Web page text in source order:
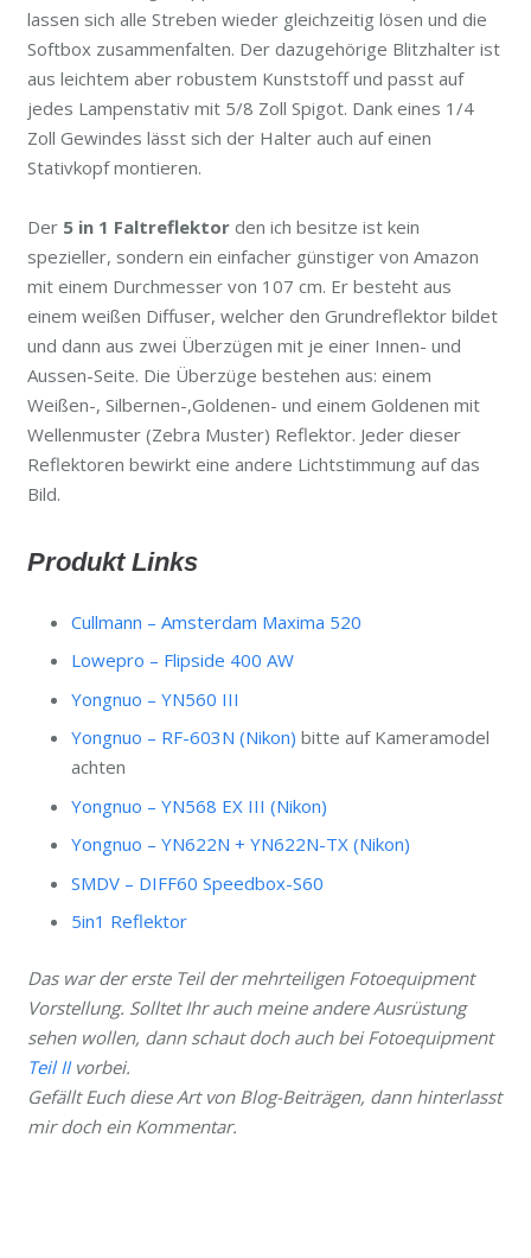
lassen sich alle Streben wieder gleichzeitig lösen und die
Softbox zusammenfalten. Der dazugehörige Blitzhalter ist
aus leichtem aber robustem Kunststoff und passt auf
jedes Lampenstativ mit 5/8 Zoll Spigot. Dank eines 1/4
Zoll Gewindes lässt sich der Halter auch auf einen
Stativkopf montieren.
Der 5 in 1 Faltreflektor den ich besitze ist kein
spezieller, sondern ein einfacher günstiger von Amazon
mit einem Durchmesser von 107 cm. Er besteht aus
einem weißen Diffuser, welcher den Grundreflektor bildet
und dann aus zwei Überzügen mit je einer Innen- und
Aussen-Seite. Die Überzüge bestehen aus: einem
Weißen-, Silbernen-,Goldenen- und einem Goldenen mit
Wellenmuster (Zebra Muster) Reflektor. Jeder dieser
Reflektoren bewirkt eine andere Lichtstimmung auf das
Bild.
Produkt Links
Cullmann – Amsterdam Maxima 520
Lowepro – Flipside 400 AW
Yongnuo – YN560 III
Yongnuo – RF-603N (Nikon) bitte auf Kameramodel
achten
Yongnuo – YN568 EX III (Nikon)
Yongnuo – YN622N + YN622N-TX (Nikon)
SMDV – DIFF60 Speedbox-S60
5in1 Reflektor
Das war der erste Teil der mehrteiligen Fotoequipment
Vorstellung. Solltet Ihr auch meine andere Ausrüstung
sehen wollen, dann schaut doch auch bei Fotoequipment
Teil IIvorbei.
Gefällt Euch diese Art von Blog-Beiträgen, dann hinterlasst
mir doch ein Kommentar.